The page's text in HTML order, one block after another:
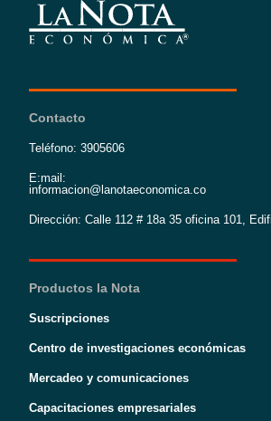
Contacto
Teléfono: 3905606
E:mail:
informacion@lanotaeconomica.co
Dirección: Calle 112 # 18a 35 oficina 101,
Productos la Nota
Suscripciones
Centro de investigaciones económicas
Mercadeo y comunicaciones
Capacitaciones empresariales